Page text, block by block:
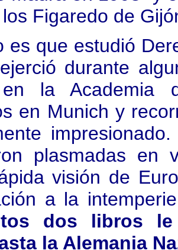
Figaredo de
es que estudió
durante
la Academia
en Munich y
plasmadas en
visión de
a la
dos libros
la Alemania